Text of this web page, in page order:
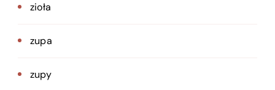
zioła
zupa
zupy